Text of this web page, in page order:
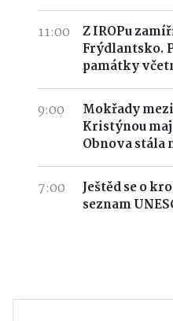
11:00
Z IROPu
Frýdlantsko.
památky
9:00
Mokřady
Kristýnou
Obnova
7:00
Ještěd se o
seznam